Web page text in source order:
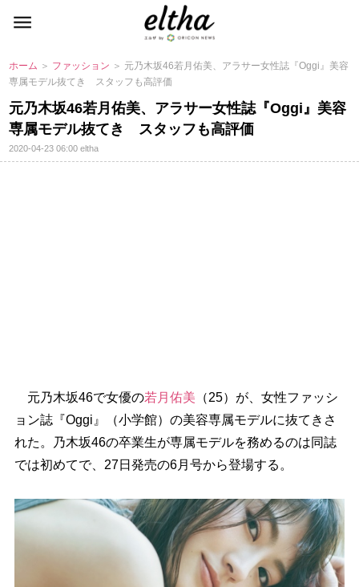
ホーム ＞ ファッション ＞ 元乃木坂46若月佑美、アラサー女性誌『Oggi』美容
専属モデル抜てき スタッフも高評価
元乃木坂46若月佑美、アラサー女性誌『Oggi』美容
専属モデル抜てき スタッフも高評価
2020-04-23 06:00eltha
元乃木坂46で女優の若月佑美 （25）が、女性ファッシ
ョン誌『Oggi』（小学館）の美容専属モデルに抜てきさ
れた。乃木坂46の卒業生が専属モデルを務めるのは同誌
では初めてで、27日発売の6月号から登場する。